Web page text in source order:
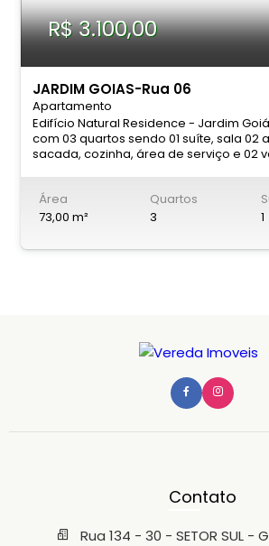
R$ 3.100,00
JARDIM GOIAS-Rua 06
Apartamento
Edifício Natural Residence - Jardim
com 03 quartos sendo 01 suíte, sala 02
sacada, cozinha, área de serviço e 02
lazer completa com salão de festas,
sauna, piscina adulto e infantil,
Localização privilegiada no Jardim
Área
73,00 m²
Quartos
3
1
Contato
Rua 134 - 30 - SETOR SUL -